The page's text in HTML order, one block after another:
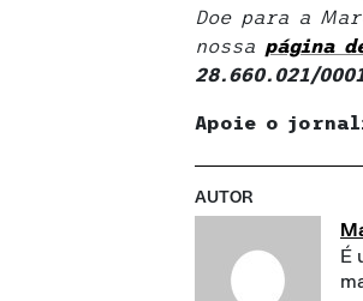
Doe para a
nossa página
28.660.021/
Apoie o
AUTOR
É